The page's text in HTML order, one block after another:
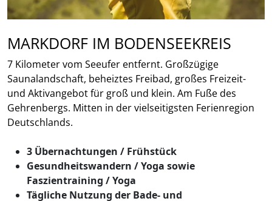
MARKDORF IM BODENSEEKREIS
7 Kilometer vom Seeufer entfernt. Großzügige
Saunalandschaft, beheiztes Freibad, großes Freizeit-
und Aktivangebot für groß und klein. Am Fuße des
Gehrenbergs. Mitten in der vielseitigsten Ferienregion
Deutschlands.
3 Übernachtungen / Frühstück
Gesundheitswandern / Yoga sowie
Faszientraining / Yoga
Tägliche Nutzung der Bade- und